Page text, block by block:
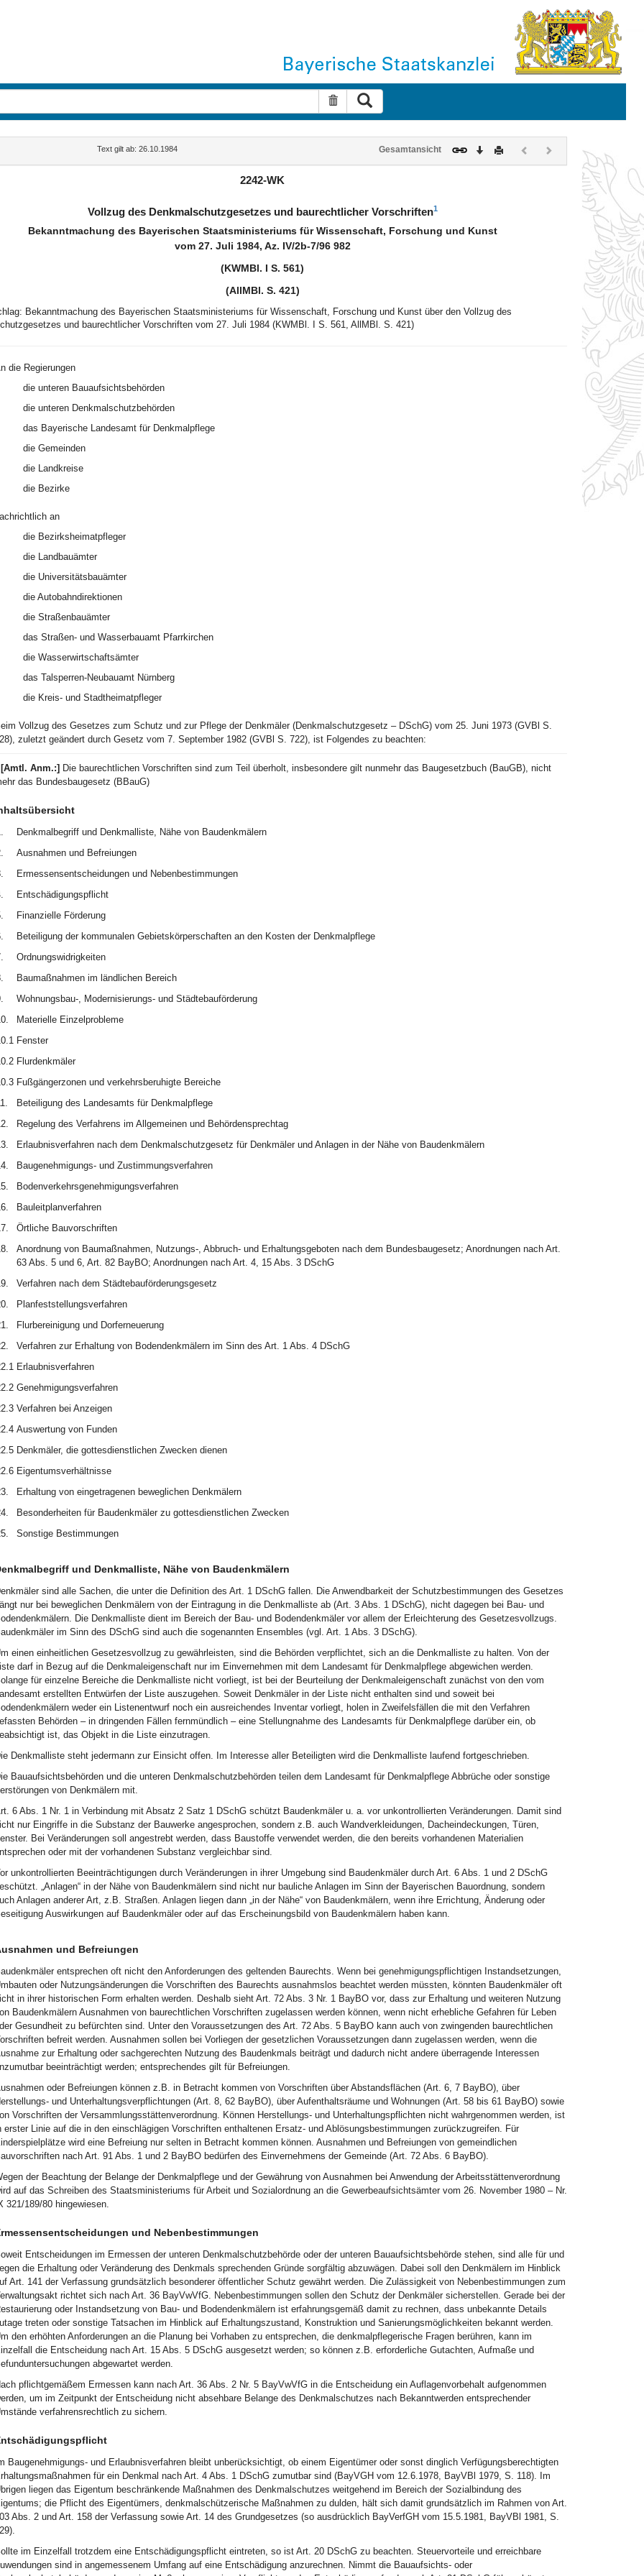
Suche zurücksetzen
Text gilt ab: 26.10.1984 Gesamtansicht Download
DruckenVorherigesNächstes
Dokument
(inaktiv)
2242-WK
Vollzug des Denkmalschutzgesetzes und baurechtlicher Vorschriften1
Bekanntmachung des Bayerischen Staatsministeriums für Wissenschaft, Forschung und Kunst
vom 27. Juli 1984, Az. IV/2b-7/96 982
(KWMBl. I S. 561)
(AllMBl. S. 421)
Bekanntmachung des Bayerischen Staatsministeriums für Wissenschaft, Forschung und Kunst über den Vollzug des
und baurechtlicher Vorschriften vom 27. Juli 1984 (KWMBl. I S. 561, AllMBl. S. 421)
die Regierungen
die unteren Bauaufsichtsbehörden
die unteren Denkmalschutzbehörden
das Bayerische Landesamt für Denkmalpflege
die Gemeinden
die Landkreise
die Bezirke
an
die Bezirksheimatpfleger
die Landbauämter
die Universitätsbauämter
die Autobahndirektionen
die Straßenbauämter
das Straßen- und Wasserbauamt Pfarrkirchen
die Wasserwirtschaftsämter
das Talsperren-Neubauamt Nürnberg
die Kreis- und Stadtheimatpfleger
Vollzug des Gesetzes zum Schutz und zur Pflege der Denkmäler (Denkmalschutzgesetz – DSchG) vom 25. Juni 1973 (GVBl S.
zuletzt geändert durch Gesetz vom 7. September 1982 (GVBl S. 722), ist Folgendes zu beachten:
[Amtl. Anm.:] Die baurechtlichen Vorschriften sind zum Teil überholt, insbesondere gilt nunmehr das Baugesetzbuch (BauGB), nicht
das Bundesbaugesetz (BBauG)
Denkmalbegriff und Denkmalliste, Nähe von Baudenkmälern
Ausnahmen und Befreiungen
Ermessensentscheidungen und Nebenbestimmungen
Entschädigungspflicht
Finanzielle Förderung
Beteiligung der kommunalen Gebietskörperschaften an den Kosten der Denkmalpflege
Ordnungswidrigkeiten
Baumaßnahmen im ländlichen Bereich
Wohnungsbau-, Modernisierungs- und Städtebauförderung
Materielle Einzelprobleme
Fenster
Flurdenkmäler
Fußgängerzonen und verkehrsberuhigte Bereiche
Beteiligung des Landesamts für Denkmalpflege
Regelung des Verfahrens im Allgemeinen und Behördensprechtag
Erlaubnisverfahren nach dem Denkmalschutzgesetz für Denkmäler und Anlagen in der Nähe von Baudenkmälern
Baugenehmigungs- und Zustimmungsverfahren
Bodenverkehrsgenehmigungsverfahren
Bauleitplanverfahren
Örtliche Bauvorschriften
Anordnung von Baumaßnahmen, Nutzungs-, Abbruch- und Erhaltungsgeboten nach dem Bundesbaugesetz; Anordnungen nach Art.
63 Abs. 5 und 6, Art. 82 BayBO; Anordnungen nach Art. 4, 15 Abs. 3 DSchG
Verfahren nach dem Städtebauförderungsgesetz
Planfeststellungsverfahren
Flurbereinigung und Dorferneuerung
Verfahren zur Erhaltung von Bodendenkmälern im Sinn des Art. 1 Abs. 4 DSchG
Erlaubnisverfahren
Genehmigungsverfahren
Verfahren bei Anzeigen
Auswertung von Funden
Denkmäler, die gottesdienstlichen Zwecken dienen
Eigentumsverhältnisse
Erhaltung von eingetragenen beweglichen Denkmälern
Besonderheiten für Baudenkmäler zu gottesdienstlichen Zwecken
Sonstige Bestimmungen
und Denkmalliste, Nähe von Baudenkmälern
sind alle Sachen, die unter die Definition des Art. 1 DSchG fallen. Die Anwendbarkeit der Schutzbestimmungen des Gesetzes
nur bei beweglichen Denkmälern von der Eintragung in die Denkmalliste ab (Art. 3 Abs. 1 DSchG), nicht dagegen bei Bau- und
Die Denkmalliste dient im Bereich der Bau- und Bodendenkmäler vor allem der Erleichterung des Gesetzesvollzugs.
im Sinn des DSchG sind auch die sogenannten Ensembles (vgl. Art. 1 Abs. 3 DSchG).
einen einheitlichen Gesetzesvollzug zu gewährleisten, sind die Behörden verpflichtet, sich an die Denkmalliste zu halten. Von der
darf in Bezug auf die Denkmaleigenschaft nur im Einvernehmen mit dem Landesamt für Denkmalpflege abgewichen werden.
für einzelne Bereiche die Denkmalliste nicht vorliegt, ist bei der Beurteilung der Denkmaleigenschaft zunächst von den vom
erstellten Entwürfen der Liste auszugehen. Soweit Denkmäler in der Liste nicht enthalten sind und soweit bei
weder ein Listenentwurf noch ein ausreichendes Inventar vorliegt, holen in Zweifelsfällen die mit den Verfahren
Behörden – in dringenden Fällen fernmündlich – eine Stellungnahme des Landesamts für Denkmalpflege darüber ein, ob
ist, das Objekt in die Liste einzutragen.
Denkmalliste steht jedermann zur Einsicht offen. Im Interesse aller Beteiligten wird die Denkmalliste laufend fortgeschrieben.
Bauaufsichtsbehörden und die unteren Denkmalschutzbehörden teilen dem Landesamt für Denkmalpflege Abbrüche oder sonstige
von Denkmälern mit.
6 Abs. 1 Nr. 1 in Verbindung mit Absatz 2 Satz 1 DSchG schützt Baudenkmäler u. a. vor unkontrollierten Veränderungen. Damit sind
nur Eingriffe in die Substanz der Bauwerke angesprochen, sondern z.B. auch Wandverkleidungen, Dacheindeckungen, Türen,
Bei Veränderungen soll angestrebt werden, dass Baustoffe verwendet werden, die den bereits vorhandenen Materialien
oder mit der vorhandenen Substanz vergleichbar sind.
unkontrollierten Beeinträchtigungen durch Veränderungen in ihrer Umgebung sind Baudenkmäler durch Art. 6 Abs. 1 und 2 DSchG
„Anlagen“ in der Nähe von Baudenkmälern sind nicht nur bauliche Anlagen im Sinn der Bayerischen Bauordnung, sondern
Anlagen anderer Art, z.B. Straßen. Anlagen liegen dann „in der Nähe“ von Baudenkmälern, wenn ihre Errichtung, Änderung oder
Auswirkungen auf Baudenkmäler oder auf das Erscheinungsbild von Baudenkmälern haben kann.
und Befreiungen
entsprechen oft nicht den Anforderungen des geltenden Baurechts. Wenn bei genehmigungspflichtigen Instandsetzungen,
oder Nutzungsänderungen die Vorschriften des Baurechts ausnahmslos beachtet werden müssten, könnten Baudenkmäler oft
in ihrer historischen Form erhalten werden. Deshalb sieht Art. 72 Abs. 3 Nr. 1 BayBO vor, dass zur Erhaltung und weiteren Nutzung
Baudenkmälern Ausnahmen von baurechtlichen Vorschriften zugelassen werden können, wenn nicht erhebliche Gefahren für Leben
Gesundheit zu befürchten sind. Unter den Voraussetzungen des Art. 72 Abs. 5 BayBO kann auch von zwingenden baurechtlichen
befreit werden. Ausnahmen sollen bei Vorliegen der gesetzlichen Voraussetzungen dann zugelassen werden, wenn die
zur Erhaltung oder sachgerechten Nutzung des Baudenkmals beiträgt und dadurch nicht andere überragende Interessen
beeinträchtigt werden; entsprechendes gilt für Befreiungen.
oder Befreiungen können z.B. in Betracht kommen von Vorschriften über Abstandsflächen (Art. 6, 7 BayBO), über
und Unterhaltungsverpflichtungen (Art. 8, 62 BayBO), über Aufenthaltsräume und Wohnungen (Art. 58 bis 61 BayBO) sowie
Vorschriften der Versammlungsstättenverordnung. Können Herstellungs- und Unterhaltungspflichten nicht wahrgenommen werden, ist
erster Linie auf die in den einschlägigen Vorschriften enthaltenen Ersatz- und Ablösungsbestimmungen zurückzugreifen. Für
wird eine Befreiung nur selten in Betracht kommen können. Ausnahmen und Befreiungen von gemeindlichen
nach Art. 91 Abs. 1 und 2 BayBO bedürfen des Einvernehmens der Gemeinde (Art. 72 Abs. 6 BayBO).
der Beachtung der Belange der Denkmalpflege und der Gewährung von Ausnahmen bei Anwendung der Arbeitsstättenverordnung
auf das Schreiben des Staatsministeriums für Arbeit und Sozialordnung an die Gewerbeaufsichtsämter vom 26. November 1980 – Nr.
321/189/80 hingewiesen.
und Nebenbestimmungen
Entscheidungen im Ermessen der unteren Denkmalschutzbehörde oder der unteren Bauaufsichtsbehörde stehen, sind alle für und
die Erhaltung oder Veränderung des Denkmals sprechenden Gründe sorgfältig abzuwägen. Dabei soll den Denkmälern im Hinblick
Art. 141 der Verfassung grundsätzlich besonderer öffentlicher Schutz gewährt werden. Die Zulässigkeit von Nebenbestimmungen zum
richtet sich nach Art. 36 BayVwVfG. Nebenbestimmungen sollen den Schutz der Denkmäler sicherstellen. Gerade bei der
oder Instandsetzung von Bau- und Bodendenkmälern ist erfahrungsgemäß damit zu rechnen, dass unbekannte Details
treten oder sonstige Tatsachen im Hinblick auf Erhaltungszustand, Konstruktion und Sanierungsmöglichkeiten bekannt werden.
den erhöhten Anforderungen an die Planung bei Vorhaben zu entsprechen, die denkmalpflegerische Fragen berühren, kann im
die Entscheidung nach Art. 15 Abs. 5 DSchG ausgesetzt werden; so können z.B. erforderliche Gutachten, Aufmaße und
abgewartet werden.
pflichtgemäßem Ermessen kann nach Art. 36 Abs. 2 Nr. 5 BayVwVfG in die Entscheidung ein Auflagenvorbehalt aufgenommen
um im Zeitpunkt der Entscheidung nicht absehbare Belange des Denkmalschutzes nach Bekanntwerden entsprechender
verfahrensrechtlich zu sichern.
Baugenehmigungs- und Erlaubnisverfahren bleibt unberücksichtigt, ob einem Eigentümer oder sonst dinglich Verfügungsberechtigten
für ein Denkmal nach Art. 4 Abs. 1 DSchG zumutbar sind (BayVGH vom 12.6.1978, BayVBl 1979, S. 118). Im
liegen das Eigentum beschränkende Maßnahmen des Denkmalschutzes weitgehend im Bereich der Sozialbindung des
die Pflicht des Eigentümers, denkmalschützerische Maßnahmen zu dulden, hält sich damit grundsätzlich im Rahmen von Art.
Abs. 2 und Art. 158 der Verfassung sowie Art. 14 des Grundgesetzes (so ausdrücklich BayVerfGH vom 15.5.1981, BayVBl 1981, S.
im Einzelfall trotzdem eine Entschädigungspflicht eintreten, so ist Art. 20 DSchG zu beachten. Steuervorteile und erreichbare
sind in angemessenem Umfang auf eine Entschädigung anzurechnen. Nimmt die Bauaufsichts- oder